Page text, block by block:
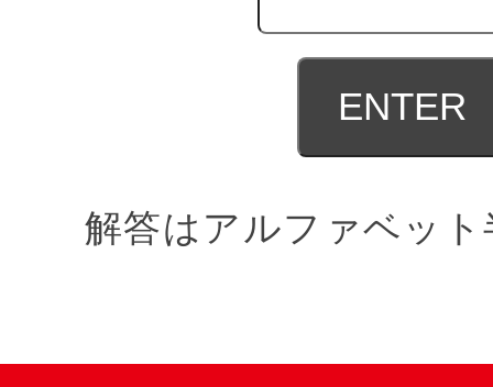
解答はアルファベッ